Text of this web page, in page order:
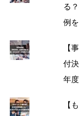
る
例
【
付
年
【